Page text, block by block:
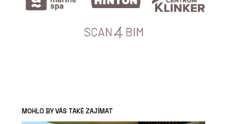
MOHLO BY VÁS TAKÉ ZAJÍMAT